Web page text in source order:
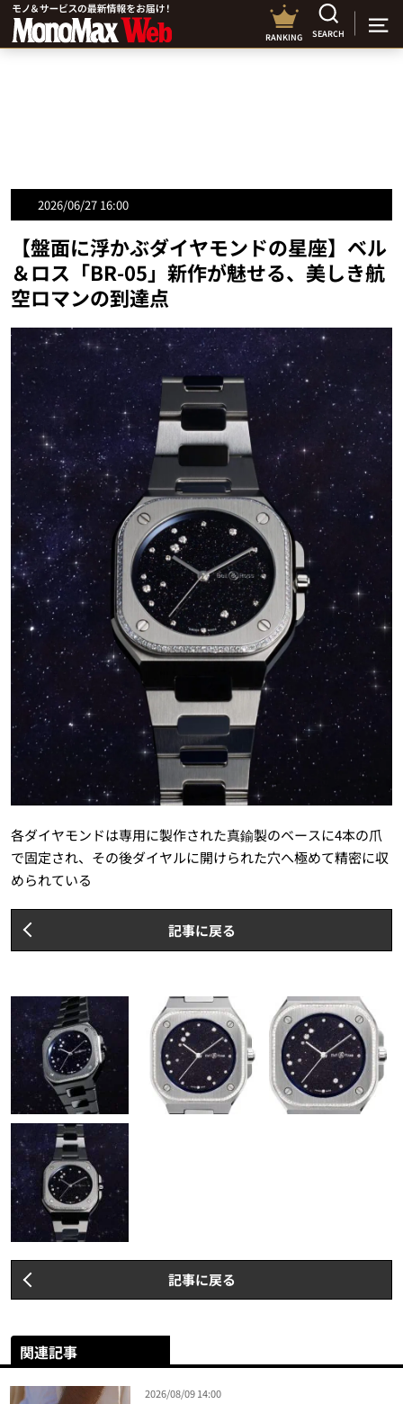
RANKING SEARCH
2026/06/27 16:00
【盤面に浮かぶダイヤモンドの星座】ベル
＆ロス「BR-05」新作が魅せる、美しき航
空ロマンの到達点
各ダイヤモンドは専用に製作された真鍮製のベースに4本の爪
で固定され、その後ダイヤルに開けられた穴へ極めて精密に収
められている
記事に戻る
記事に戻る
関連記事
2026/08/09 14:00